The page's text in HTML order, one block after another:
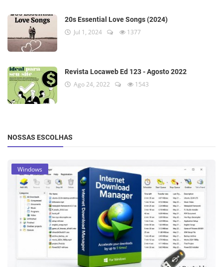
20s Essential Love Songs (2024)
Jul 1, 2024 1377
Revista Locaweb Ed 123 - Agosto 2022
Ago 24, 2022 1543
NOSSAS ESCOLHAS
Windows